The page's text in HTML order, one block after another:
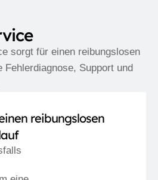
sorgt für einen reibungslosen
Fehlerdiagnose, Support und
reibungslosen